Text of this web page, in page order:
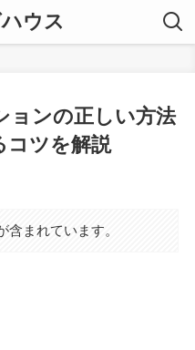
ウス
ョンの正しい方法
コツを解説
含まれています。